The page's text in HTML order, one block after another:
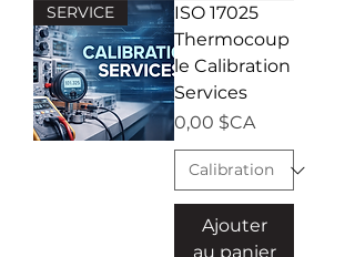
SERVICE
ISO 17025
Thermocoup
le Calibration
Services
Prix
0,00 $CA
Ajouter
au panier